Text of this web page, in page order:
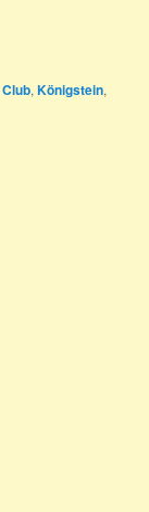
Club,Königstein,